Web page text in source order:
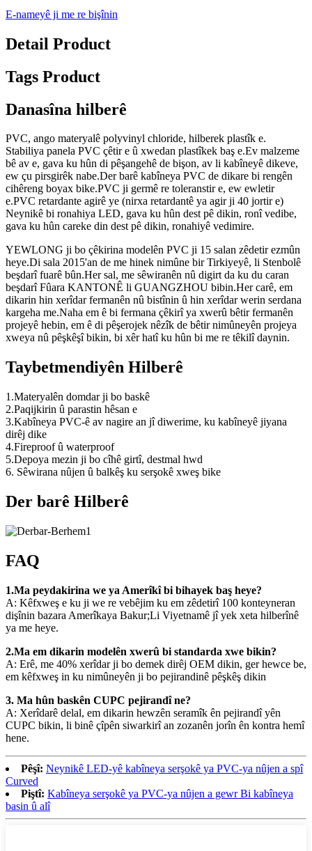
E-nameyê ji me re bişînin
Detail Product
Tags Product
Danasîna hilberê
PVC, ango materyalê polyvinyl chloride, hilberek plastîk e.
Stabiliya panela PVC çêtir e û xwedan plastîkek baş e.Ev malzeme
bê av e, gava ku hûn di pêşangehê de bişon, av li kabîneyê dikeve,
ew çu pirsgirêk nabe.Der barê kabîneya PVC de dikare bi rengên
cihêreng boyax bike.PVC ji germê re toleranstir e, ew ewletir
e.PVC retardante agirê ye (nirxa retardantê ya agir ji 40 jortir e)
Neynikê bi ronahiya LED, gava ku hûn dest pê dikin, ronî vedibe,
gava ku hûn careke din dest pê dikin, ronahiyê vedimire.
YEWLONG ji bo çêkirina modelên PVC ji 15 salan zêdetir ezmûn
heye.Di sala 2015'an de me hinek nimûne bir Tirkiyeyê, li Stenbolê
beşdarî fuarê bûn.Her sal, me sêwiranên nû digirt da ku du caran
beşdarî Fûara KANTONÊ li GUANGZHOU bibin.Her carê, em
dikarin hin xerîdar fermanên nû bistînin û hin xerîdar werin serdana
kargeha me.Naha em ê bi fermana çêkirî ya xwerû bêtir fermanên
projeyê hebin, em ê di pêşerojek nêzîk de bêtir nimûneyên projeya
xweya nû pêşkêşî bikin, bi xêr hatî ku hûn bi me re têkilî daynin.
Taybetmendiyên Hilberê
1.Materyalên domdar ji bo baskê
2.Paqijkirin û parastin hêsan e
3.Kabîneya PVC-ê av nagire an jî diwerime, ku kabîneyê jiyana
dirêj dike
4.Fireproof û waterproof
5.Depoya mezin ji bo cîhê girtî, destmal hwd
6. Sêwirana nûjen û balkêş ku serşokê xweş bike
Der barê Hilberê
FAQ
1.Ma peydakirina we ya Amerîkî bi bihayek baş heye?
A: Kêfxweş e ku ji we re vebêjim ku em zêdetirî 100 konteyneran
dişînin bazara Amerîkaya Bakur;Li Viyetnamê jî yek xeta hilberînê
ya me heye.
2.Ma em dikarin modelên xwerû bi standarda xwe bikin?
A: Erê, me 40% xerîdar ji bo demek dirêj OEM dikin, ger hewce be,
em kêfxweş in ku nimûneyên ji bo pejirandinê pêşkêş dikin
3. Ma hûn baskên CUPC pejirandî ne?
A: Xerîdarê delal, em dikarin hewzên seramîk ên pejirandî yên
CUPC bikin, li binê çîpên siwarkirî an zozanên jorîn ên kontra hemî
hene.
Pêşî: Neynikê LED-yê kabîneya serşokê ya PVC-ya nûjen a spî
Curved
Piştî: Kabîneya serşokê ya PVC-ya nûjen a gewr Bi kabîneya
basin û alî